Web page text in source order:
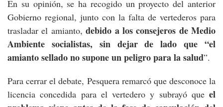
En su opinión, se ha recogido un proyecto del anterior
Gobierno regional, junto con la falta de vertederos para
trasladar el amianto,debido a los consejeros de Medio
Ambiente socialistas, sin dejar de lado que “el
amianto sellado no supone un peligro para la salud”.
Para cerrar el debate, Pesquera remarcó que desconoce la
licencia concedida para el vertedero y subrayó que el